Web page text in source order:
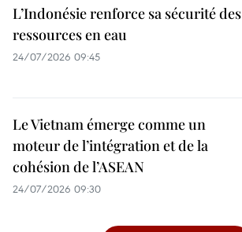
L’Indonésie renforce sa sécurité des
ressources en eau
24/07/2026 09:45
Le Vietnam émerge comme un
moteur de l’intégration et de la
cohésion de l’ASEAN
24/07/2026 09:30